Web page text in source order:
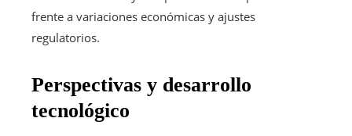
frente a variaciones económicas y ajustes
regulatorios.
Perspectivas y desarrollo
tecnológico